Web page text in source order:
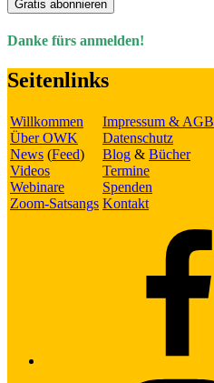
Gratis abonnieren
Danke fürs anmelden!
Seitenlinks
Willkommen
Über OWK
News (Feed)
Videos
Webinare
Zoom-Satsangs
Impressum & AGB
Datenschutz
Blog & Bücher
Termine
Spenden
Kontakt